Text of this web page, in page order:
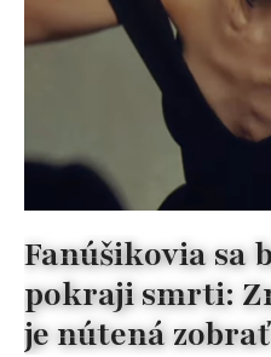
Fanúšikovia sa
pokraji smrti:
je nútená